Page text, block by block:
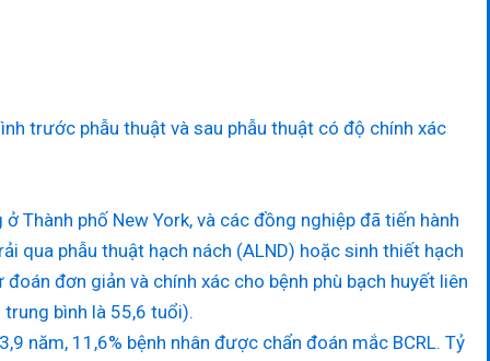
trước phẫu thuật và sau phẫu thuật có độ chính xác
Thành phố New York, và các đồng nghiệp đã tiến hành
qua phẫu thuật hạch nách (ALND) hoặc sinh thiết hạch
đơn giản và chính xác cho bệnh phù bạch huyết liên
bình là 55,6 tuổi).
năm, 11,6% bệnh nhân được chẩn đoán mắc BCRL. Tỷ